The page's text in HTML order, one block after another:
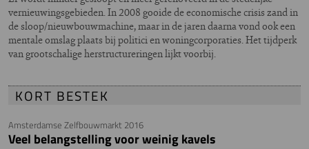
vernieuwingsgebieden. In 2008 gooide de economische crisis zand in
de sloop/nieuwbouwmachine, maar in de jaren daarna vond ook een
mentale omslag plaats bij politici en woningcorporaties. Het tijdperk
van grootschalige herstructureringen lijkt voorbij.
KORT BESTEK
Amsterdamse Zelfbouwmarkt 2016
Veel belangstelling voor weinig kavels